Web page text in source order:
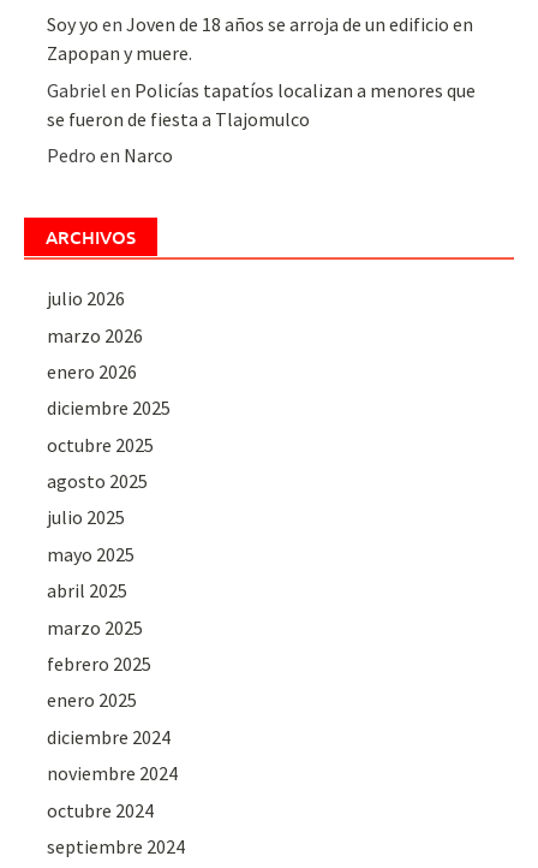
Soy yo enJoven de 18 años se arroja de un edificio en
Zapopan y muere.
Gabriel en Policías tapatíos localizan a menores que
se fueron de fiesta a Tlajomulco
Pedro en Narco
ARCHIVOS
julio 2026
marzo 2026
enero 2026
diciembre 2025
octubre 2025
agosto 2025
julio 2025
mayo 2025
abril 2025
marzo 2025
febrero 2025
enero 2025
diciembre 2024
noviembre 2024
octubre 2024
septiembre 2024